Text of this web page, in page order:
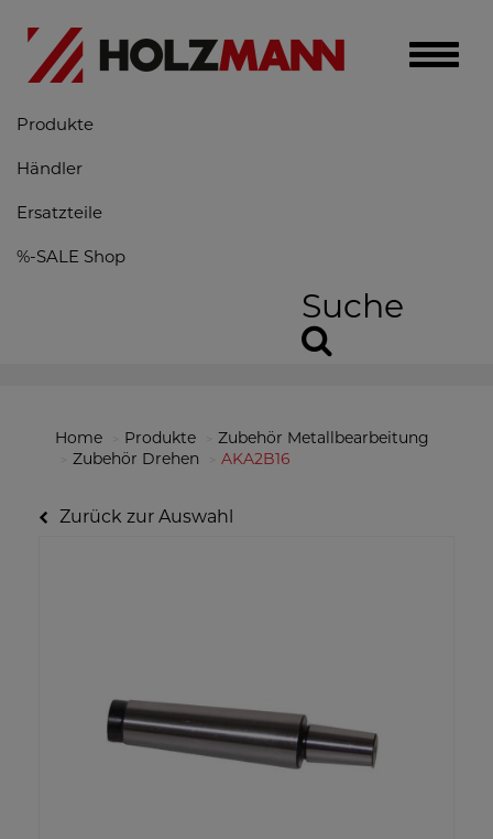
Toggle
Produkte
Händler
Ersatzteile
%-SALE Shop
Suche
Home Produkte
Zubehör Metallbearbeitung
Zubehör Drehen
AKA2B16
Zurück zur Auswahl